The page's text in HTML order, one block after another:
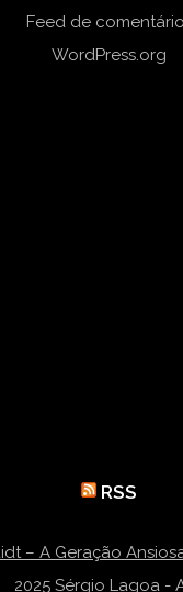
Feed de
WordPress.org
RSS
– A Geração
2025 Sérgio Lagoa -